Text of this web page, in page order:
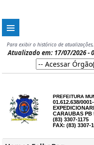
Para exibir o histórico de
Atualizado em: 17/07/2026 -
PREFEITURA
01.612.638/
CARAUBAS PB
(83) 3307-1175
FAX: (83) 3307-